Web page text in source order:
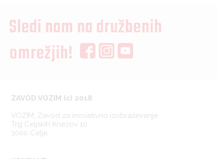
Sledi nam na družbenih
omrežjih!
ZAVOD VOZIM (c) 2018
VOZIM, Zavod za inovativno izobraževanje
Trg Celjskih Knezov 10
3000 Celje